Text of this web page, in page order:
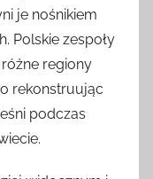
je nośnikiem
Polskie zespoły
regiony
rekonstruując
podczas